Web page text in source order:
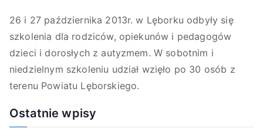
26 i 27 października 2013r. w Lęborku odbyły się
szkolenia dla rodziców, opiekunów i pedagogów
dzieci i dorosłych z autyzmem. W sobotnim i
niedzielnym szkoleniu udział wzięło po 30 osób z
terenu Powiatu Lęborskiego.
Ostatnie wpisy